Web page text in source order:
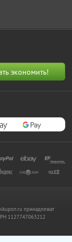
принадлежат
1127747063212